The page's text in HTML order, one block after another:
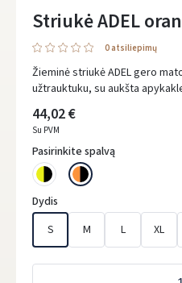
Striukė ADEL
0 atsiliepimų
Žieminė striukė ADEL gero
užtrauktuku, su aukšta
44,02 €
Su PVM
Pasirinkite spalvą
Dydis
S
M L XL